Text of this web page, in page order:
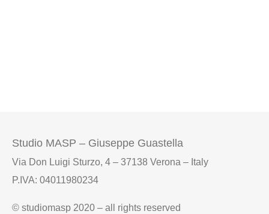
Studio MASP – Giuseppe Guastella
Via Don Luigi Sturzo, 4 – 37138 Verona – Italy
P.IVA: 04011980234
© studiomasp 2020 – all rights reserved